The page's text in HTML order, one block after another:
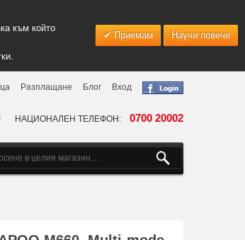
към който
Приемам Научи повече
Разплащане Блог Вход
НАЦИОНАЛЕН ТЕЛЕФОН: 0700 20002